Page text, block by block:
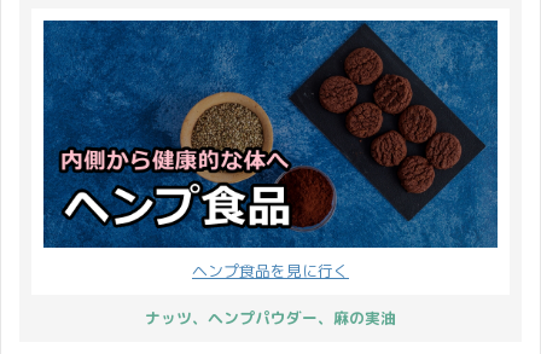
ヘンプ食品を見に行く
ナッツ、ヘンプパウダー、麻の実油